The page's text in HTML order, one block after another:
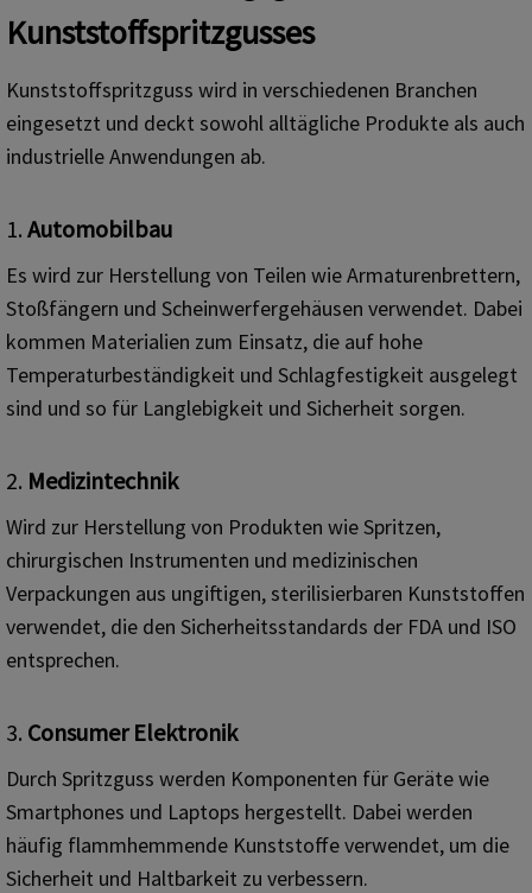
Kunststoffspritzgusses
Kunststoffspritzguss wird in verschiedenen Branchen
eingesetzt und deckt sowohl alltägliche Produkte als auch
industrielle Anwendungen ab.
1. Automobilbau
Es wird zur Herstellung von Teilen wie Armaturenbrettern,
Stoßfängern und Scheinwerfergehäusen verwendet. Dabei
kommen Materialien zum Einsatz, die auf hohe
Temperaturbeständigkeit und Schlagfestigkeit ausgelegt
sind und so für Langlebigkeit und Sicherheit sorgen.
2. Medizintechnik
Wird zur Herstellung von Produkten wie Spritzen,
chirurgischen Instrumenten und medizinischen
Verpackungen aus ungiftigen, sterilisierbaren Kunststoffen
verwendet, die den Sicherheitsstandards der FDA und ISO
entsprechen.
3. Consumer Elektronik
Durch Spritzguss werden Komponenten für Geräte wie
Smartphones und Laptops hergestellt. Dabei werden
häufig flammhemmende Kunststoffe verwendet, um die
Sicherheit und Haltbarkeit zu verbessern.